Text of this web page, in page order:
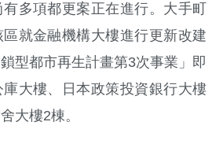
有多項都更案正在進行。 大手町
區就金融機構大樓進行更新改建
型都市再生計畫第3次事業 」 即
庫大樓、
日本政策投資銀行大樓
大樓2棟。